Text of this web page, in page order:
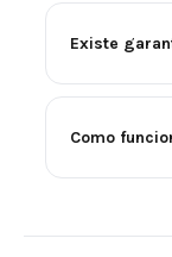
Existe
Como